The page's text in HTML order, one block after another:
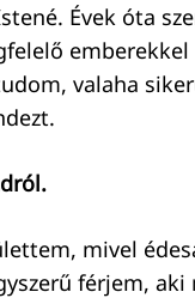
Évek óta
valaha
mivel
férjem,